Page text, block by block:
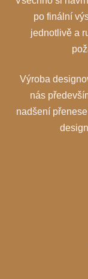
po finální
jednotlivě a
Výroba
nás
nadšení